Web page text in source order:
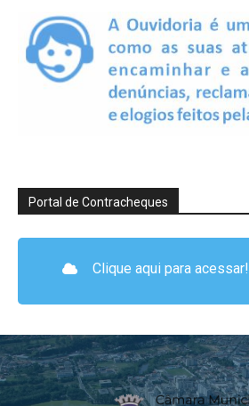
Portal de Contracheques
Clique aqui para acessar!